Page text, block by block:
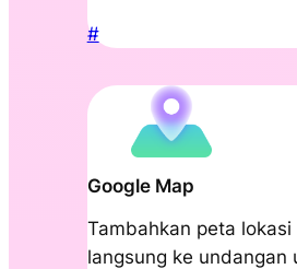
#
Google Map
Tambahkan peta lokasi
langsung ke undangan